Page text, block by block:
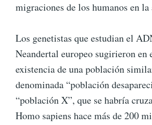
migraciones de los humanos en la
Los genetistas que estudian el
Neandertal europeo sugirieron en
existencia de una población
denominada “población
“población X”, que se habría
Homo sapiens hace más de 200